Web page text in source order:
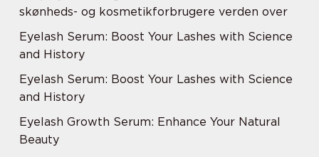
skønheds- og kosmetikforbrugere verden over
Eyelash Serum: Boost Your Lashes with Science
and History
Eyelash Serum: Boost Your Lashes with Science
and History
Eyelash Growth Serum: Enhance Your Natural
Beauty